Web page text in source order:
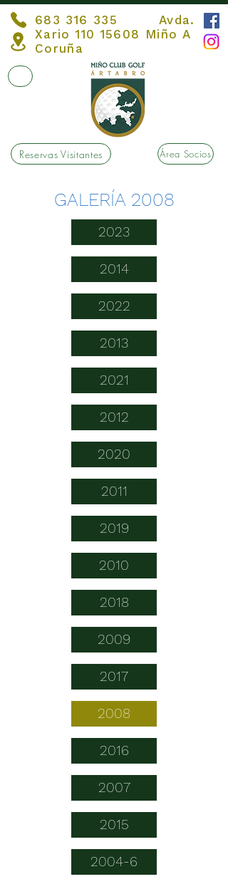
Área Socios
Reservas Visitantes
683 316 335 Avda.
Xario110 15608 Miño A
Coruña
GALERÍA 2008
2023
2014
2022
2013
2021
2012
2020
2011
2019
2010
2018
2009
2017
2008
2016
2007
2015
2004-6